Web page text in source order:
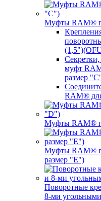
Муфты RAM®
муфт
размер
RAM®
Муфты RAM®
Муфты RAM®
размер "E")
Поворотные
8-ми